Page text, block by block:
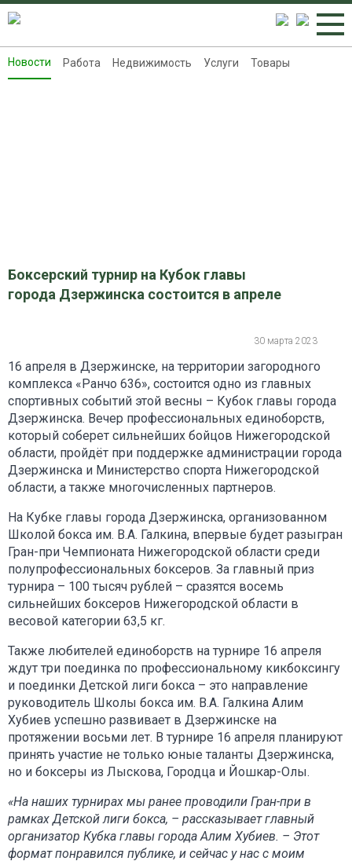
Новости
Новости Работа Недвижимость Услуги Товары
Боксерский турнир на Кубок главы
города Дзержинска состоится в апреле
30 марта 2023
16 апреля в Дзержинске, на территории загородного
комплекса «Ранчо 636», состоится одно из главных
спортивных событий этой весны – Кубок главы города
Дзержинска. Вечер профессиональных единоборств,
который соберет сильнейших бойцов Нижегородской
области, пройдёт при поддержке администрации города
Дзержинска и Министерство спорта Нижегородской
области, а также многочисленных партнеров.
На Кубке главы города Дзержинска, организованном
Школой бокса им. В.А. Галкина, впервые будет разыгран
Гран-при Чемпионата Нижегородской области среди
полупрофессиональных боксеров. За главный приз
турнира – 100 тысяч рублей – сразятся восемь
сильнейших боксеров Нижегородской области в
весовой категории 63,5 кг.
Также любителей единоборств на турнире 16 апреля
ждут три поединка по профессиональному кикбоксингу
и поединки Детской лиги бокса – это направление
руководитель Школы бокса им. В.А. Галкина Алим
Хубиев успешно развивает в Дзержинске на
протяжении восьми лет. В турнире 16 апреля планируют
принять участие не только юные таланты Дзержинска,
но и боксеры из Лыскова, Городца и Йошкар-Олы.
«На наших турнирах мы ранее проводили Гран-при в
рамках Детской лиги бокса, – рассказывает главный
организатор Кубка главы города Алим Хубиев. – Этот
формат понравился публике, и сейчас у нас с моим